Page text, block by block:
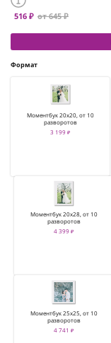
516 ₽ от 645 ₽
Формат
Моментбук 20х20, от 10
разворотов
3 199 ₽
Моментбук 20х28, от 10
разворотов
4 399 ₽
Моментбук 25х25, от 10
разворотов
4 741 ₽